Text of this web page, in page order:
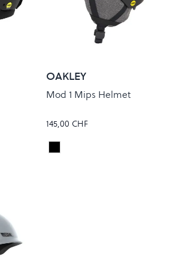
OAKLEY
Mod 1 Mips Helmet
145,00 CHF
Colour
Blackout